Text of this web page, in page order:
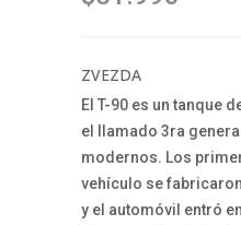
ZVEZDA
El T-90 es un tanque
el llamado 3ra
modernos. Los
vehículo se
y el automóvil entró